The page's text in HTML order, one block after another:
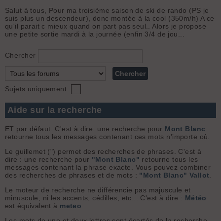
Salut à tous, Pour ma troisième saison de ski de rando (PS je
suis plus un descendeur), donc montée à la cool (350m/h) A ce
qu'il parait c mieux quand on part pas seul.. Alors je propose
une petite sortie mardi à la journée (enfin 3/4 de jou...
Chercher
Sujets uniquement
Aide sur la recherche
ET par défaut. C'est à dire: une recherche pour Mont Blanc
retourne tous les messages contenant ces mots n'importe où.
Le guillemet (") permet des recherches de phrases. C'est à
dire : une recherche pour "Mont Blanc" retourne tous les
messages contenant la phrase exacte. Vous pouvez combiner
des recherches de phrases et de mots : "Mont Blanc" Vallot
Le moteur de recherche ne différencie pas majuscule et
minuscule, ni les accents, cédilles, etc... C'est à dire : Météo
est équivalent à meteo